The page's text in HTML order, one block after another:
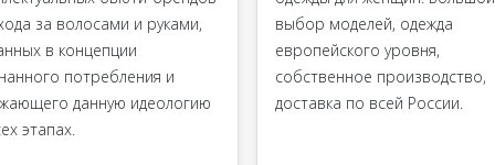
за волосами и руками,
в концепции
потребления и
данную идеологию
этапах.
выбор моделей, одежда
европейского уровня,
собственное производство,
доставка по всей России.